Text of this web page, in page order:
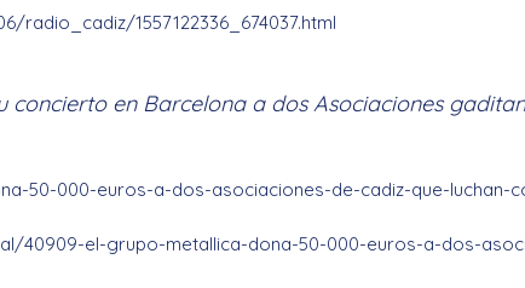
1557122336_674037.html
concierto en Barcelona a dos Asociaciones
50-000-euros-a-dos-asociaciones-de-cadiz-que-luchan-
40909-el-grupo-metallica-dona-50-000-euros-a-dos-